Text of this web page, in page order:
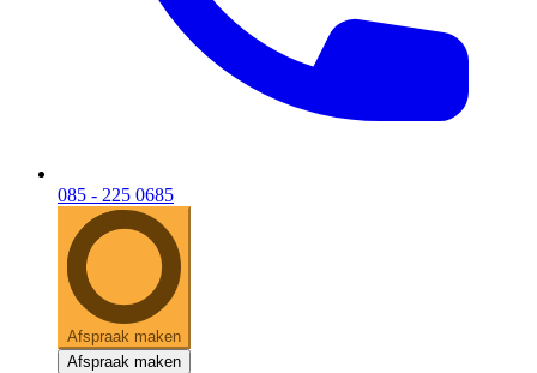
085 - 225 0685
Afspraak maken
Afspraak maken